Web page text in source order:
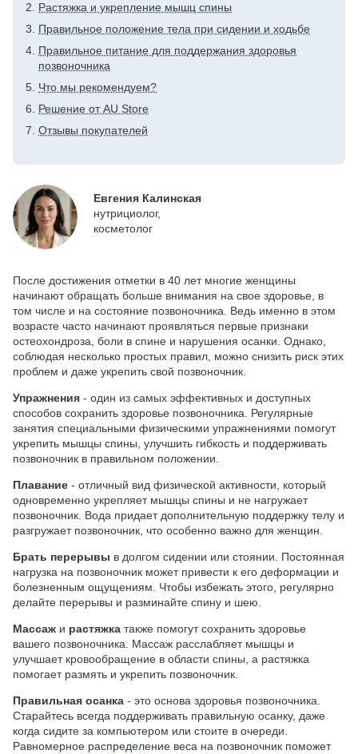
Растяжка и укрепление мышц спины
Правильное положение тела при сидении и ходьбе
Правильное питание для поддержания здоровья
позвоночника
Что мы рекомендуем?
Решение от AU Store
Отзывы покупателей
Евгения Калинская
нутрициолог,
косметолог
После достижения отметки в 40 лет многие женщины
начинают обращать больше внимания на свое здоровье, в
том числе и на состояние позвоночника. Ведь именно в этом
возрасте часто начинают проявляться первые признаки
остеохондроза, боли в спине и нарушения осанки. Однако,
соблюдая несколько простых правил, можно снизить риск этих
проблем и даже укрепить свой позвоночник.
Упражнения - один из самых эффективных и доступных
способов сохранить здоровье позвоночника. Регулярные
занятия специальными физическими упражнениями помогут
укрепить мышцы спины, улучшить гибкость и поддерживать
позвоночник в правильном положении.
Плавание - отличный вид физической активности, который
одновременно укрепляет мышцы спины и не нагружает
позвоночник. Вода придает дополнительную поддержку телу и
разгружает позвоночник, что особенно важно для женщин.
Брать перерывы в долгом сидении или стоянии. Постоянная
нагрузка на позвоночник может привести к его деформации и
болезненным ощущениям. Чтобы избежать этого, регулярно
делайте перерывы и разминайте спину и шею.
Массаж и растяжка также помогут сохранить здоровье
вашего позвоночника. Массаж расслабляет мышцы и
улучшает кровообращение в области спины, а растяжка
помогает размять и укрепить позвоночник.
Правильная осанка - это основа здоровья позвоночника.
Старайтесь всегда поддерживать правильную осанку, даже
когда сидите за компьютером или стоите в очереди.
Равномерное распределение веса на позвоночник поможет